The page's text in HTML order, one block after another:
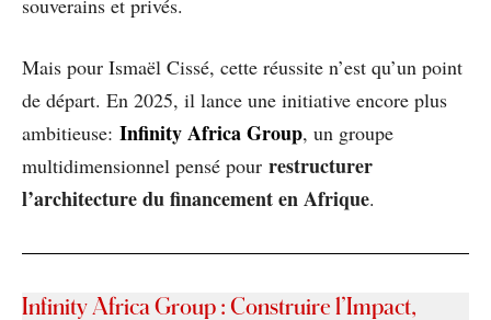
Mais pour Ismaël Cissé, cette réussite n’est qu’un point
de départ. En 2025, il lance une initiative encore plus
ambitieuse: Infinity Africa Group, un groupe
multidimensionnel pensé pour restructurer
l’architecture du financement en Afrique.
Infinity Africa Group : Construire l’Impact,